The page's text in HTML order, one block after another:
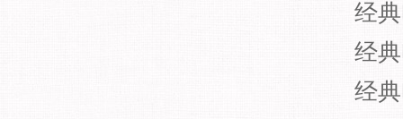
经
经
经